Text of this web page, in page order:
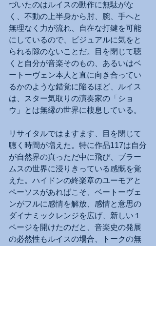
づいたのはルイスの動作に無駄がな
く、不動の上半身から肘、腕、手へと
無理なく力が流れ、自在な打鍵を可能
にしているので、ビジュアルに気をと
られる隙のないことだ。目を閉じて聴
くと自分が音楽そのもの、あるいはベ
ートーヴェン本人と直に向き合ってい
るかのような錯覚に陥るほど、ルイス
は、スター気取りの演奏家の「ショ
ウ」とは無縁の世界に棲息している。
リサイタルではますます、目を閉じて
聴く時間が増えた。特に作品117は自分
が自然界の真っただ中に飛び、ブラー
ムスの世界に浸りきっている感慨を覚
えた。ハイドンの終楽章のユーモアと
ペーソスがあればこそ、ベートーヴェ
ンがフルに感情を解放、感情と意思の
ダイナミックレンジを広げ、新しい１
ページを開けたのだと、音楽史の発展
の必然性もルイスの場合、トークの無